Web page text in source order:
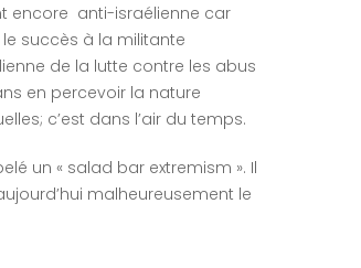
encore anti-israélienne car
succès à la militante
de la lutte contre les abus
en percevoir la nature
c’est dans l’air du temps.
un « salad bar extremism ». Il
malheureusement le